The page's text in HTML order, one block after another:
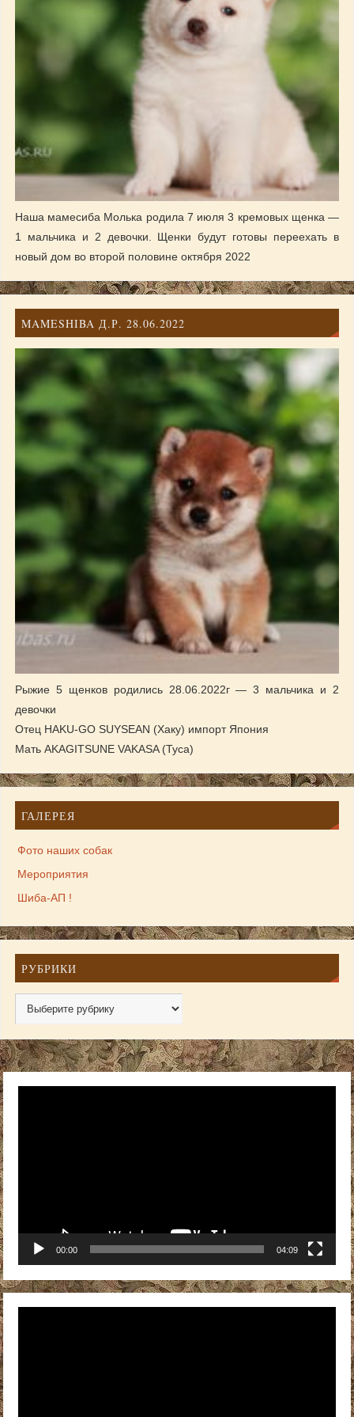
Наша мамесиба Молька родила 7 июля 3 кремовых щенка —
1 мальчика и 2 девочки. Щенки будут готовы переехать в
новый дом во второй половине октября 2022
MAMESHIBA Д.Р. 28.06.2022
Рыжие 5 щенков родились 28.06.2022г — 3 мальчика и 2
девочки
Отец HAKU-GO SUYSEAN (Хаку) импорт Япония
Мать AKAGITSUNE VAKASA (Туса)
ГАЛЕРЕЯ
Фото наших собак
Мероприятия
Шиба-АП !
РУБРИКИ
00:00 04:09